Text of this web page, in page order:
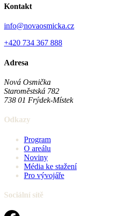
Kontakt
info@novaosmicka.cz
+420 734 367 888
Adresa
Nová Osmička
Staroměstská 782
738 01 Frýdek-Místek
Odkazy
Program
O areálu
Noviny
Média ke stažení
Pro vývojáře
Sociální sítě